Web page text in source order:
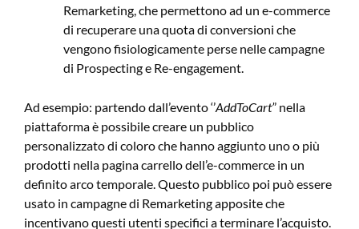
Remarketing, che permettono ad un e-commerce
di recuperare una quota di conversioni che
vengono fisiologicamente perse nelle campagne
di Prospecting e Re-engagement.
Ad esempio: partendo dall’evento ‘’AddToCart’’ nella
piattaforma è possibile creare un pubblico
personalizzato di coloro che hanno aggiunto uno o più
prodotti nella pagina carrello dell’e-commerce in un
definito arco temporale. Questo pubblico poi può essere
usato in campagne di Remarketing apposite che
incentivano questi utenti specifici a terminare l’acquisto.